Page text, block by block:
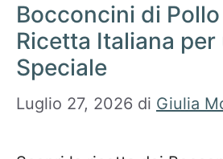
Bocconcini di
Ricetta Italiana per
Speciale
Luglio 27, 2026 di Giulia